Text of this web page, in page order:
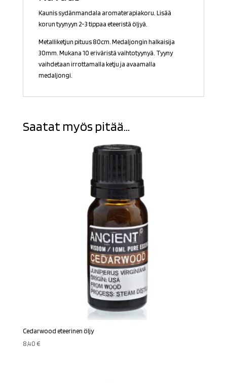
Kaunis sydänmandala aromaterapiakoru. Lisää
korun tyynyyn 2-3 tippaa eteeristä öljyä.
Metalliketjun pituus 80cm. Medaljongin halkaisija
30mm. Mukana 10 eriväristä vaihtotyynyä. Tyyny
vaihdetaan irrottamalla ketju ja avaamalla
medaljongi.
Saatat myös pitää...
Cedarwood eteerinen öljy
8,40€